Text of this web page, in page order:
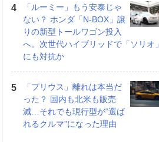
「ルーミー」もう安泰じゃ
ない？ ホンダ「N-BOX」譲
りの新型トールワゴン投入
へ。次世代ハイブリッドで「ソリオ」
にも対抗か
「プリウス」離れは本当だ
った？ 国内も北米も販売
減…それでも現行型が“選ば
れるクルマ”になった理由